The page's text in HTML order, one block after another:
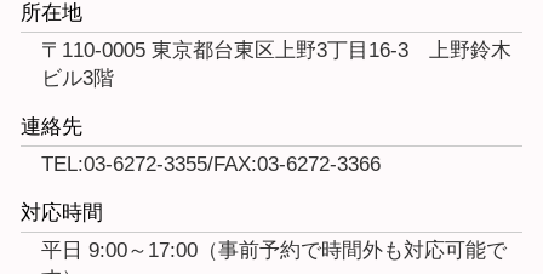
所在地
〒110-0005 東京都台東区上野3丁目16-3 上野鈴木
ビル3階
連絡先
TEL:03-6272-3355/FAX:03-6272-3366
対応時間
平日 9:00～17:00（事前予約で時間外も対応可能で